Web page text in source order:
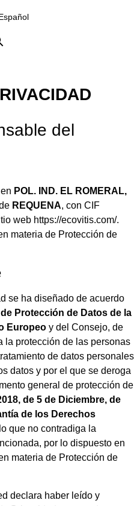
del
POL. IND. EL ROMERAL,
REQUENA, con CIF
web https://ecovitis.com/.
materia de Protección de
se ha diseñado de acuerdo
Protección de Datos de la
Europeo y del Consejo, de
la protección de las personas
de datos personales
datos y por el que se deroga
general de protección de
de 5 de Diciembre, de
de los Derechos
que no contradiga la
por lo dispuesto en
materia de Protección de
declara haber leído y